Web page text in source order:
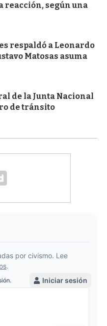
reacción, según una
respaldó a Leonardo
Matosas asuma
de la Junta Nacional
de tránsito